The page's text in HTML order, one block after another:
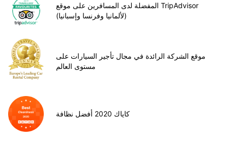
المفضلة لدى المسافرين على موقع TripAdvisor
(لألمانيا وفرنسا وإسبانيا)
موقع الشركة الرائدة في مجال تأجير السيارات على
مستوى العالم
كاياك 2020 أفضل نظافة